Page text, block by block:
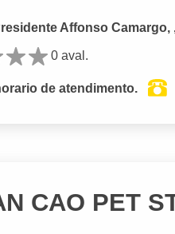
Affonso Camargo,
0 aval.
de atendimento.
CAO PET